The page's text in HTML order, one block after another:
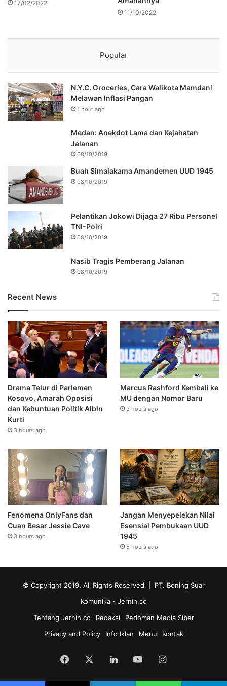
17/02/2022
11/10/2022
Popular
N.Y.C. Groceries, Cara Walikota Mamdani
Melawan Inflasi Pangan
1 hour ago
Medan: Anekdot Lama dan Kejahatan
Jalanan
08/10/2019
Buah Simalakama Amandemen UUD 1945
08/10/2019
Pelantikan Jokowi Dijaga 27 Ribu Personel
TNI-Polri
08/10/2019
Nasib Tragis Pemberang Jalanan
08/10/2019
Recent News
Drama Telur di Parlemen
Kosovo, Amarah Oposisi
dan Kebuntuan Politik Albin
Kurti
3 hours ago
Marcus Rashford Kembali ke
MU dengan Nomor Baru
3 hours ago
Fenomena OnlyFans dan
Cuan Besar Jessie Cave
3 hours ago
Jangan Menyepelekan Nilai
Esensial Pembukaan UUD
1945
5 hours ago
© Copyright 2019, All Rights Reserved | PT. Bening Suar
Komunika - Jernih.co
Tentang Jernih.co
Redaksi
Pedoman Media Siber
Privacy and Policy
Info Iklan Menu Kontak
Facebook LinkedInYouTubeInstagram